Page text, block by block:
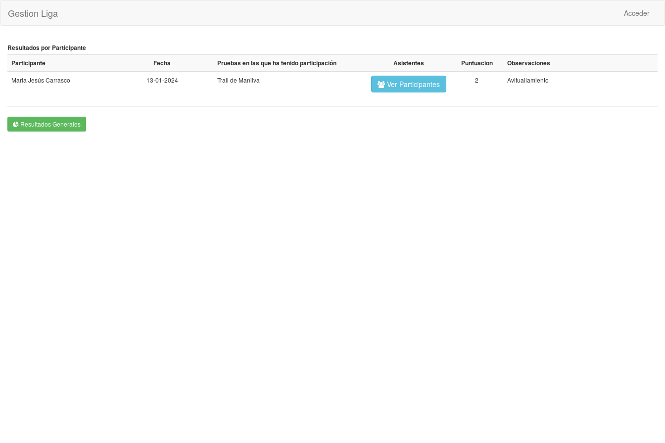
Gestion Liga Acceder
Resultados por Participante
Participante
Fecha Pruebas en las que ha tenido participación Asistentes Puntuacion Observaciones
Maria Jesús Carrasco 13-01-2024 Trail de Manilva Ver Participantes 2 Avituallamiento
Resultados Generales